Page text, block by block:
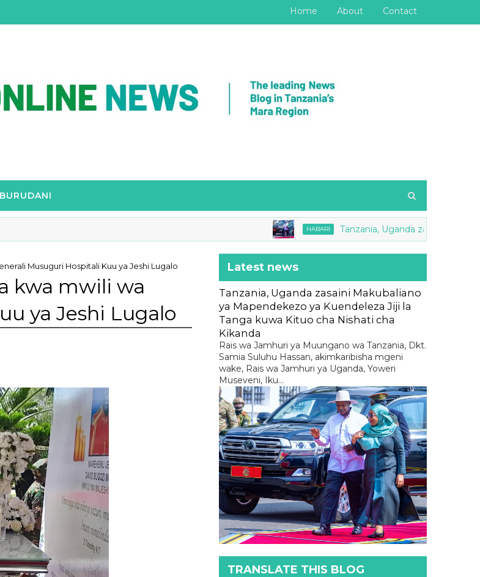
Home About Contact
HABARI Tanzania, Uganda zasaini Makubaliano
Musuguri Hospitali Kuu ya Jeshi Lugalo
kwa mwili wa
ya Jeshi Lugalo
Latest news
Tanzania, Uganda zasaini Makubaliano
ya Mapendekezo ya Kuendeleza Jiji la
Tanga kuwa Kituo cha Nishati cha
Kikanda
Rais wa Jamhuri ya Muungano wa Tanzania, Dkt.
Samia Suluhu Hassan, akimkaribisha mgeni
wake, Rais wa Jamhuri ya Uganda, Yoweri
Museveni, Iku...
TRANSLATE THIS BLOG